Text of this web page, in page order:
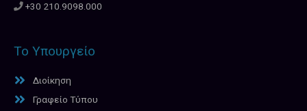
+30 210.9098.000
Το Υπουργείο
Διοίκηση
Γραφείο Τύπου